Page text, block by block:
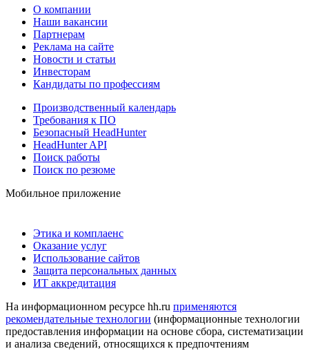
О компании
Наши вакансии
Партнерам
Реклама на сайте
Новости и статьи
Инвесторам
Кандидаты по профессиям
Производственный календарь
Требования к ПО
Безопасный HeadHunter
HeadHunter API
Поиск работы
Поиск по резюме
Мобильное приложение
Этика и комплаенс
Оказание услуг
Использование сайтов
Защита персональных данных
ИТ аккредитация
На информационном ресурсе hh.ru применяются
рекомендательные технологии (информационные технологии
предоставления информации на основе сбора, систематизации
и анализа сведений, относящихся к предпочтениям